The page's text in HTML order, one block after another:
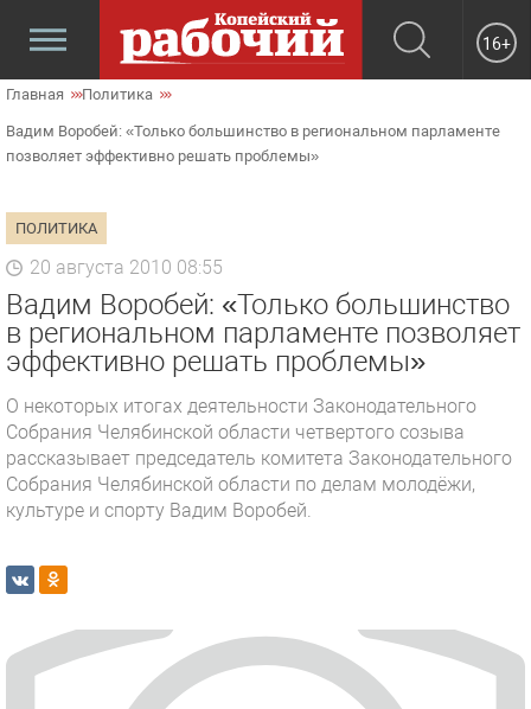
16+
Главная Политика
Вадим Воробей: «Только большинство в региональном парламенте
позволяет эффективно решать проблемы»
ПОЛИТИКА
20 августа 2010 08:55
Вадим Воробей: «Только большинство
в региональном парламенте позволяет
эффективно решать проблемы»
О некоторых итогах деятельности Законодательного
Собрания Челябинской области четвертого созыва
рассказывает председатель комитета Законодательного
Собрания Челябинской области по делам молодёжи,
культуре и спорту Вадим Воробей.